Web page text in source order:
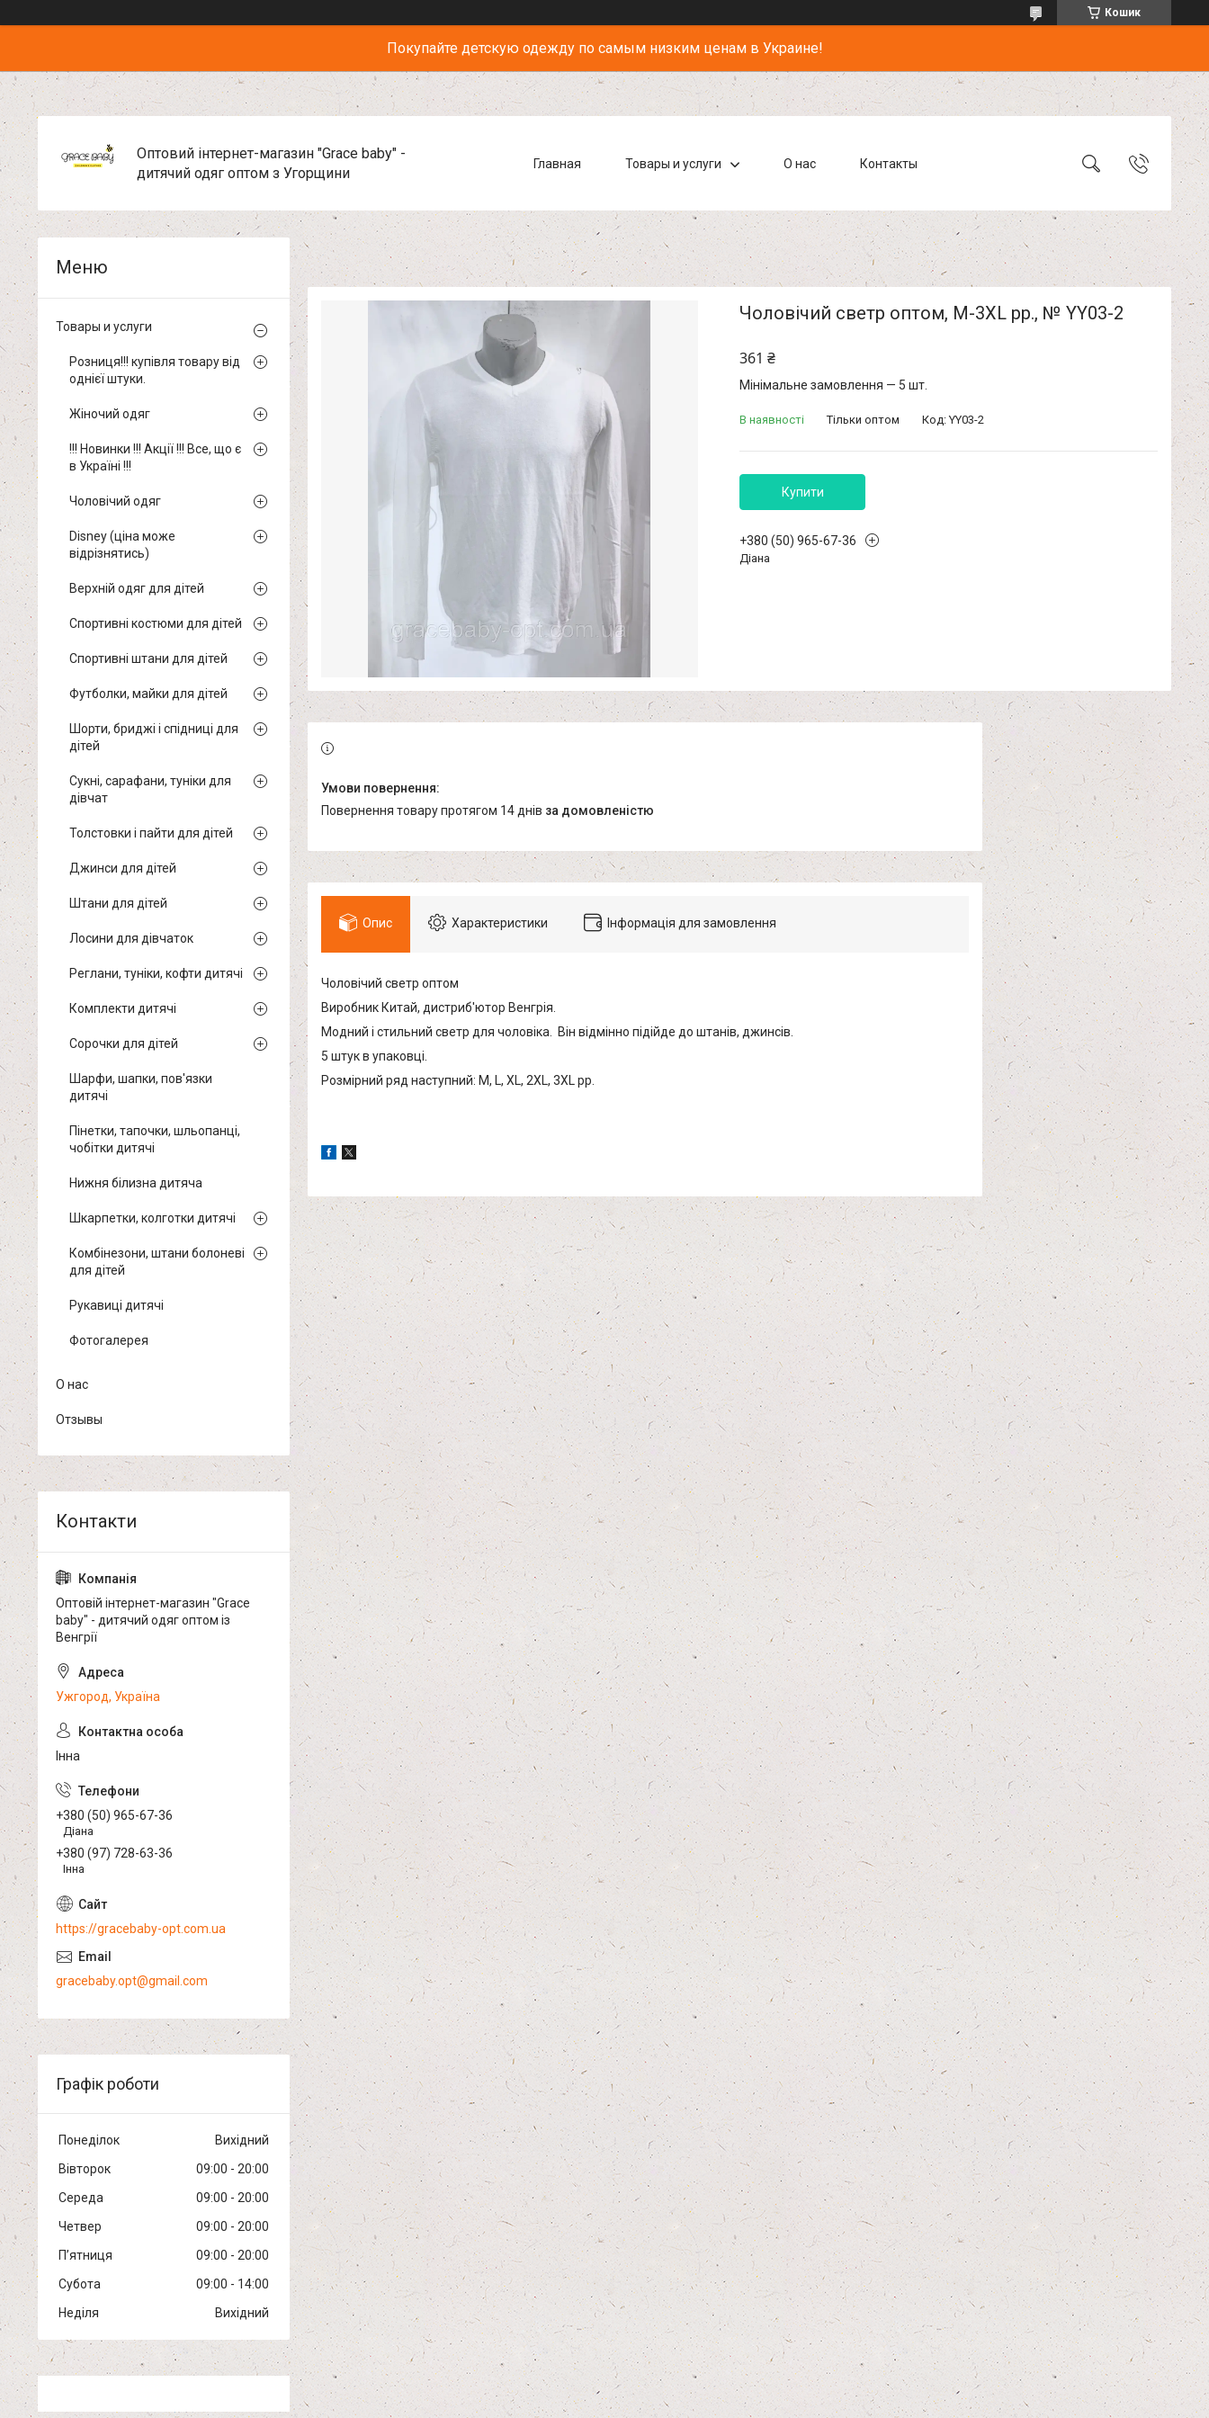
Кошик
Покупайте детскую одежду по самым низким ценам в Украине!
Оптовий інтернет-магазин "Grace baby" -
дитячий одяг оптом з Угорщини
Главная Товары и услуги О нас Контакты
Чоловічий светр оптом, M-3XL рр., № YY03-2
361 ₴
Мінімальне замовлення — 5 шт.
В наявності Тільки оптом Код:YY03-2
Купити
+380 (50) 965-67-36
Діана
повернення товару протягом 14 днів за домовленістю
Опис Характеристики Інформація для замовлення
Чоловічий светр оптом
Виробник Китай, дистриб'ютор Венгрія.
Модний і стильний светр для чоловіка. Він відмінно підійде до штанів, джинсів.
5 штук в упаковці.
Розмірний ряд наступний: M, L, XL, 2XL, 3XL рр.
Товары и услуги
Розниця!!! купівля товару від
однієї штуки.
Жіночий одяг
!!! Новинки !!! Акції !!! Все, що є
в Україні !!!
Чоловічий одяг
Disney (ціна може
відрізнятись)
Верхній одяг для дітей
Спортивні костюми для дітей
Спортивні штани для дітей
Футболки, майки для дітей
Шорти, бриджі і спідниці для
дітей
Сукні, сарафани, туніки для
дівчат
Толстовки і пайти для дітей
Джинси для дітей
Штани для дітей
Лосини для дівчаток
Реглани, туніки, кофти дитячі
Комплекти дитячі
Сорочки для дітей
Шарфи, шапки, пов'язки
дитячі
Пінетки, тапочки, шльопанці,
чобітки дитячі
Нижня білизна дитяча
Шкарпетки, колготки дитячі
Комбінезони, штани болоневі
для дітей
Рукавиці дитячі
Фотогалерея
О нас
Отзывы
Оптовій інтернет-магазин "Grace
baby" - дитячий одяг оптом із
Венгрії
Ужгород, Україна
Інна
+380 (50) 965-67-36
Діана
+380 (97) 728-63-36
Інна
https://gracebaby-opt.com.ua
gracebaby.opt@gmail.com
Графік роботи
Понеділок
Вихідний
Вівторок
09:00
20:00
Середа
09:00
20:00
Четвер
09:00
20:00
Пʼятниця
09:00
20:00
Субота
09:00
14:00
Неділя
Вихідний